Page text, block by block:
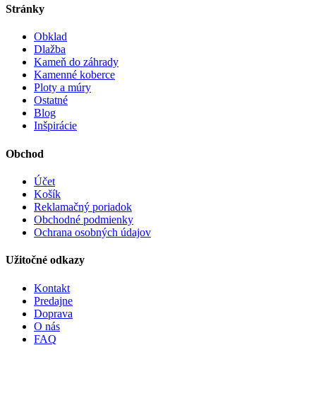
Stránky
Obklad
Dlažba
Kameň do záhrady
Kamenné koberce
Ploty a múry
Ostatné
Blog
Inšpirácie
Obchod
Účet
Košík
Reklamačný poriadok
Obchodné podmienky
Ochrana osobných údajov
Užitočné odkazy
Kontakt
Predajne
Doprava
O nás
FAQ